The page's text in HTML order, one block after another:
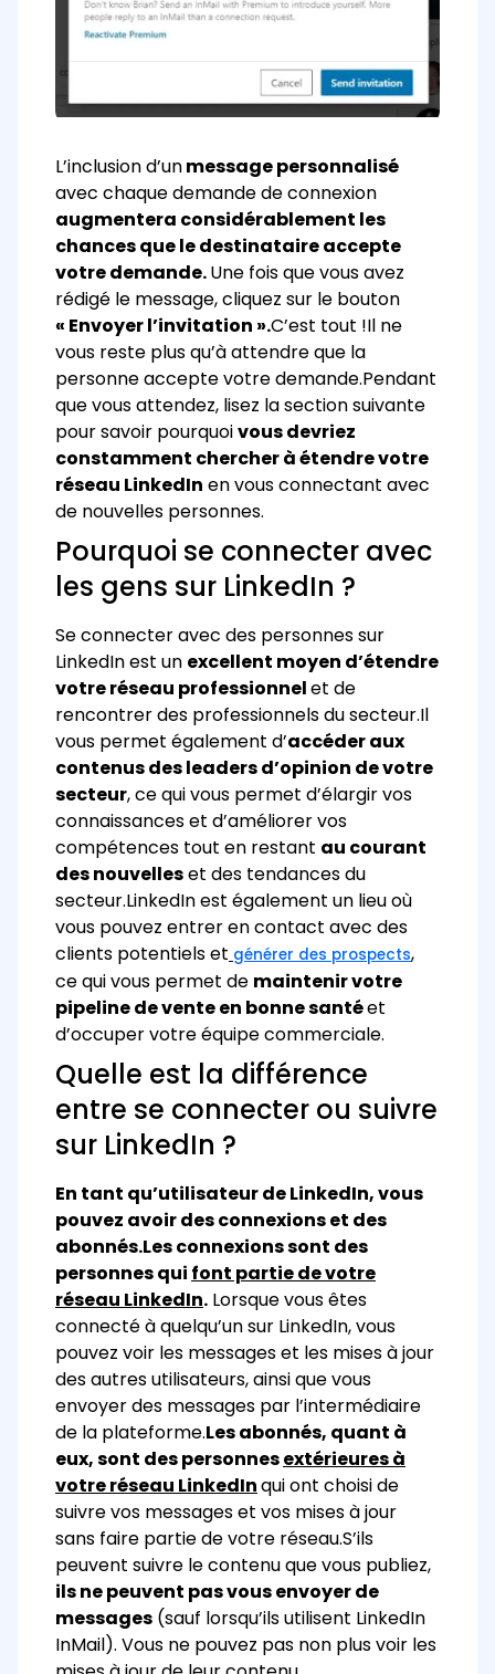
L’inclusion d’unmessage personnalisé
avec chaque demande de connexion
augmentera considérablement les
chances que le destinataire accepte
votre demande.Une fois que vous avez
rédigé le message, cliquez sur le bouton
« Envoyer l’invitation ».C’est tout !Il ne
vous reste plus qu’à attendre que la
personne accepte votre demande.Pendant
que vous attendez, lisez la section suivante
pour savoir pourquoivous devriez
constamment chercher à étendre votre
réseau LinkedIn en vous connectant avec
de nouvelles personnes.
Pourquoi se connecter avec
les gens sur LinkedIn ?
Se connecter avec des personnes sur
LinkedIn est un excellent moyen d’étendre
votre réseau professionnelet de
rencontrer des professionnels du secteur.Il
vous permet également d’accéder aux
contenus des leaders d’opinion de votre
secteur, ce qui vous permet d’élargir vos
connaissances et d’améliorer vos
compétences tout en restant au courant
des nouvelleset des tendances du
secteur.LinkedIn est également un lieu où
vous pouvez entrer en contact avec des
clients potentiels et générer des prospects,
ce qui vous permet de maintenir votre
pipeline de vente en bonne santéet
d’occuper votre équipe commerciale.
Quelle est la différence
entre se connecter ou suivre
sur LinkedIn ?
En tant qu’utilisateur de LinkedIn, vous
pouvez avoir des connexions et des
abonnés.Les connexions sont des
personnes qui font partie de votre
réseau LinkedIn. Lorsque vous êtes
connecté à quelqu’un sur LinkedIn, vous
pouvez voir les messages et les mises à jour
des autres utilisateurs, ainsi que vous
envoyer des messages par l’intermédiaire
de la plateforme.Les abonnés, quant à
eux, sont des personnesextérieures à
votre réseau LinkedInqui ont choisi de
suivre vos messages et vos mises à jour
sans faire partie de votre réseau.S’ils
peuvent suivre le contenu que vous publiez,
ils ne peuvent pas vous envoyer de
messages (sauf lorsqu’ils utilisent LinkedIn
InMail). Vous ne pouvez pas non plus voir les